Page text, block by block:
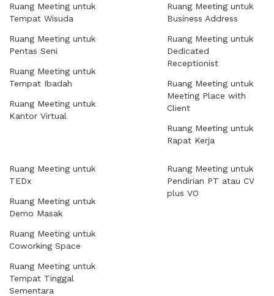
Ruang Meeting untuk
Tempat Wisuda
Ruang Meeting untuk
Pentas Seni
Ruang Meeting untuk
Tempat Ibadah
Ruang Meeting untuk
Kantor Virtual
Ruang Meeting untuk
Business Address
Ruang Meeting untuk
Dedicated
Receptionist
Ruang Meeting untuk
Meeting Place with
Client
Ruang Meeting untuk
Rapat Kerja
Ruang Meeting untuk
TEDx
Ruang Meeting untuk
Demo Masak
Ruang Meeting untuk
Coworking Space
Ruang Meeting untuk
Tempat Tinggal
Sementara
Ruang Meeting untuk
Pendirian PT atau CV
plus VO